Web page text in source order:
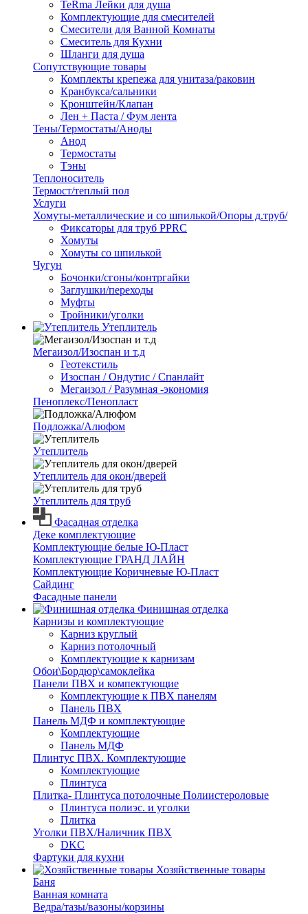
TeRma Лейки для душа
Комплектующие для смесителей
Смесители для Ванной Комнаты
Смеситель для Кухни
Шланги для душа
Сопутствующие товары
Комплекты крепежа для унитаза/раковин
Кранбукса/сальники
Кронштейн/Клапан
Лен + Паста / Фум лента
Тены/Термостаты/Аноды
Анод
Термостаты
Тэны
Теплоноситель
Термост/теплый пол
Услуги
Хомуты-металлические и со шпилькой/Опоры д.труб/
Фиксаторы для труб PPRC
Хомуты
Хомуты со шпилькой
Чугун
Бочонки/сгоны/контргайки
Заглушки/переходы
Муфты
Тройники/уголки
Утеплитель
Мегаизол/Изоспан и т.д
Геотекстиль
Изоспан / Ондутис / Спанлайт
Мегаизол / Разумная -экономия
Пеноплекс/Пенопласт
Подложка/Алюфом
Утеплитель
Утеплитель для окон/дверей
Утеплитель для труб
Фасадная отделка
Деке комплектующие
Комплектующие белые Ю-Пласт
Комплектующие ГРАНД ЛАЙН
Комплектующие Коричневые Ю-Пласт
Сайдинг
Фасадные панели
Финишная отделка
Карнизы и комплектующие
Карниз круглый
Карниз потолочный
Комплектующие к карнизам
Обои\Бордюр\самоклейка
Панели ПВХ и компектующие
Комплектующие к ПВХ панелям
Панель ПВХ
Панель МДФ и комплектующие
Комплектующие
Панель МДФ
Плинтус ПВХ. Комплектующие
Комплектующие
Плинтуса
Плитка- Плинтуса потолочные Полиистероловые
Плинтуса полиэс. и уголки
Плитка
Уголки ПВХ/Наличник ПВХ
DKC
Фартуки для кухни
Хозяйственные товары
Баня
Ванная комната
Ведра/тазы/вазоны/корзины